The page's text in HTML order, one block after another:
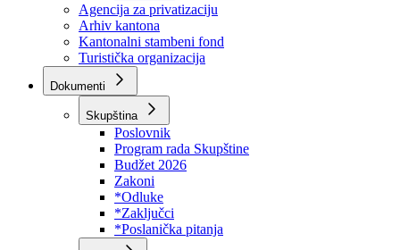
Javna preduzeća
BPK šume
RTV BPK
Agencija za privatizaciju
Arhiv kantona
Kantonalni stambeni fond
Turistička organizacija
Dokumenti
Skupština
Poslovnik
Program rada Skupštine
Budžet 2026
Zakoni
*Odluke